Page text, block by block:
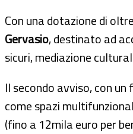
Con una dotazione di oltre
Gervasio, destinato ad
sicuri, mediazione
Il secondo avviso, con
come spazi
(fino a 12mila euro per